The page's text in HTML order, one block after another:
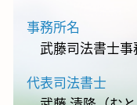
事務所名
武藤司法書士
代表司法書士